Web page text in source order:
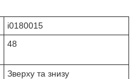
i0180015
48
Зверху та знизу